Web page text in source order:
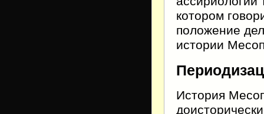
котором
положение
истории
История